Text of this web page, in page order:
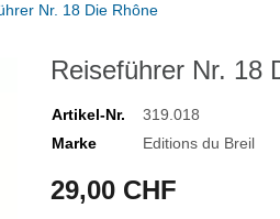
Nr. 18 Die Rhône
Reiseführer Nr. 18
Artikel-Nr.
319.018
Marke
Editions du Breil
29,00 CHF